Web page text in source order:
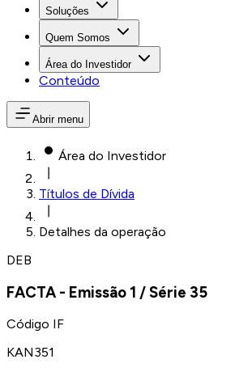
Soluções
Quem Somos
Área do Investidor
Conteúdo
Abrir menu
Área do Investidor
Títulos de Dívida
Detalhes da operação
DEB
FACTA - Emissão 1 / Série 35
Código IF
KAN351